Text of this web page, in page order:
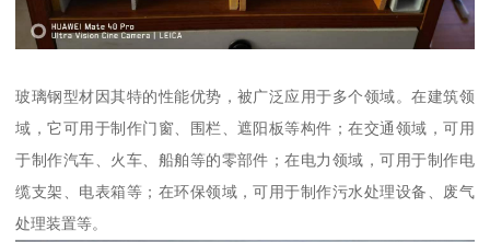
玻璃钢型材因其特的性能优势，被广泛应用于多个领域。在建筑领
域，它可用于制作门窗、围栏、遮阳板等构件；在交通领域，可用
于制作汽车、火车、船舶等的零部件；在电力领域，可用于制作电
缆支架、电表箱等；在环保领域，可用于制作污水处理设备、废气
处理装置等。